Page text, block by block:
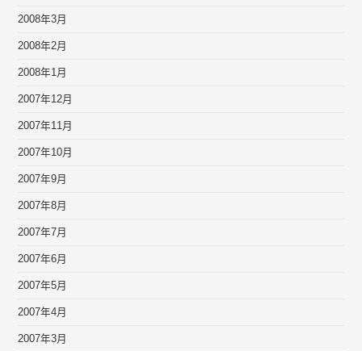
2008年3月
2008年2月
2008年1月
2007年12月
2007年11月
2007年10月
2007年9月
2007年8月
2007年7月
2007年6月
2007年5月
2007年4月
2007年3月